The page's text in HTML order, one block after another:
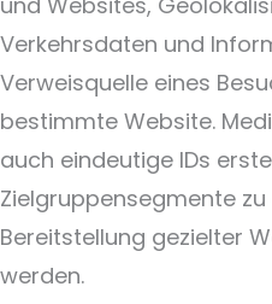
Verkehrsdaten und
Verweisquelle eines
bestimmte Website.
auch eindeutige IDs
Zielgruppensegmente
Bereitstellung gezielter
werden.